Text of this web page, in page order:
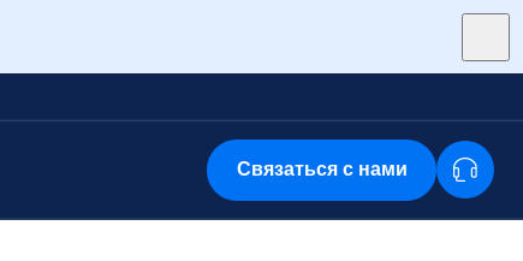
Связаться с нами